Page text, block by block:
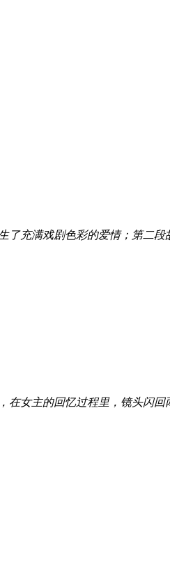
充满戏剧色彩的爱情；第二
女主的回忆过程里，镜头闪